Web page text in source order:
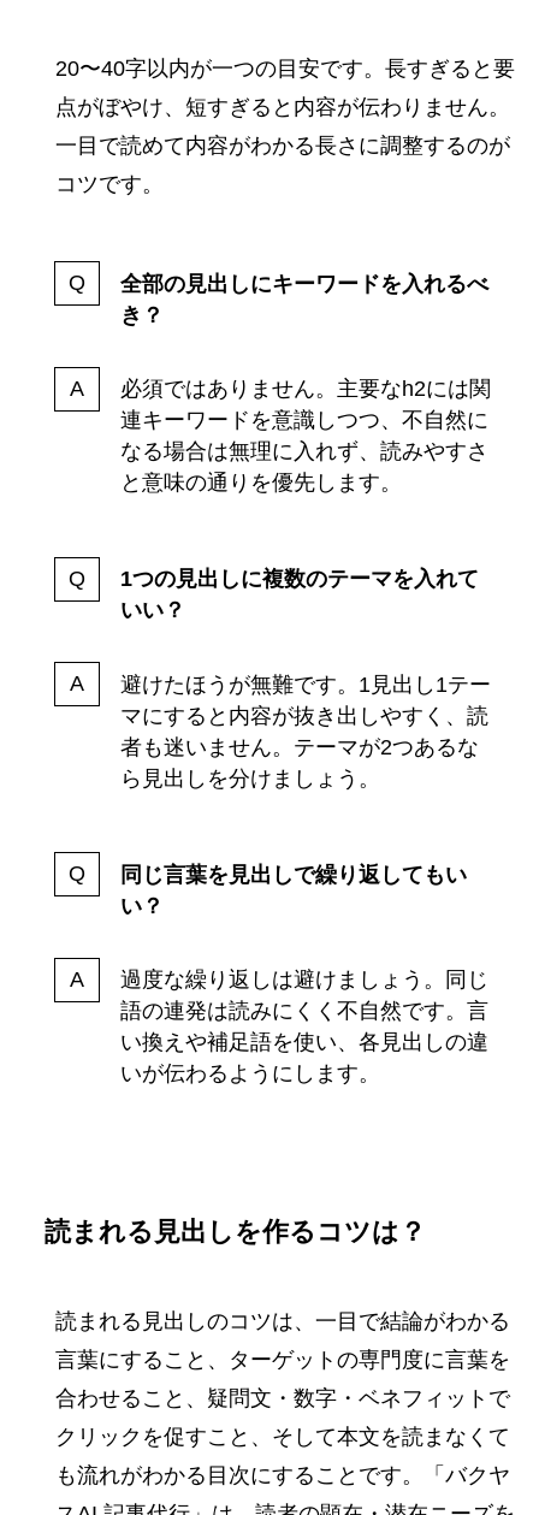
20〜40字以内が一つの目安です。長すぎると要
点がぼやけ、短すぎると内容が伝わりません。
一目で読めて内容がわかる長さに調整するのが
コツです。
全部の見出しにキーワードを入れるべ
き？
必須ではありません。主要なh2には関
連キーワードを意識しつつ、不自然に
なる場合は無理に入れず、読みやすさ
と意味の通りを優先します。
1つの見出しに複数のテーマを入れて
いい？
避けたほうが無難です。1見出し1テー
マにすると内容が抜き出しやすく、読
者も迷いません。テーマが2つあるな
ら見出しを分けましょう。
同じ言葉を見出しで繰り返してもい
い？
過度な繰り返しは避けましょう。同じ
語の連発は読みにくく不自然です。言
い換えや補足語を使い、各見出しの違
いが伝わるようにします。
読まれる見出しを作るコツは？
読まれる見出しのコツは、一目で結論がわかる
言葉にすること、ターゲットの専門度に言葉を
合わせること、疑問文・数字・ベネフィットで
クリックを促すこと、そして本文を読まなくて
も流れがわかる目次にすることです。「バクヤ